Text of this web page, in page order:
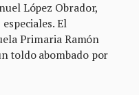
López Obrador,
El
Primaria Ramón
toldo abombado por